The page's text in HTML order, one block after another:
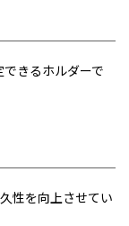
きるホルダーで
性を向上させてい